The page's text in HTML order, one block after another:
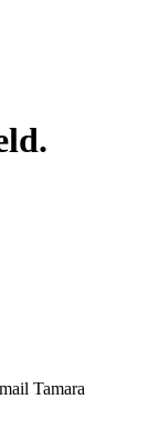
Tamara